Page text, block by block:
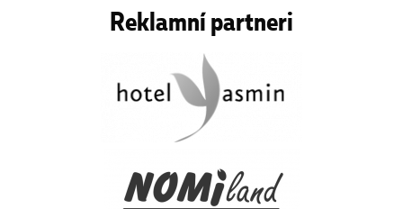
Reklamní partneri